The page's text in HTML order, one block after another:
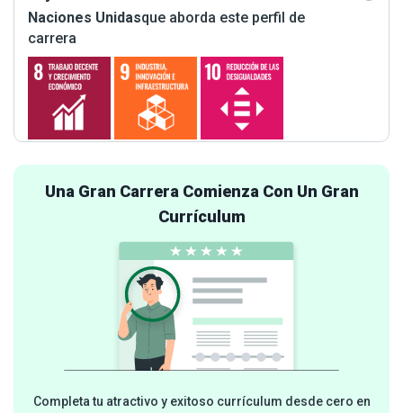
Naciones Unidasque aborda este perfil de
carrera
Una Gran Carrera Comienza Con Un Gran
Currículum
Completa tu atractivo y exitoso currículum desde cero en